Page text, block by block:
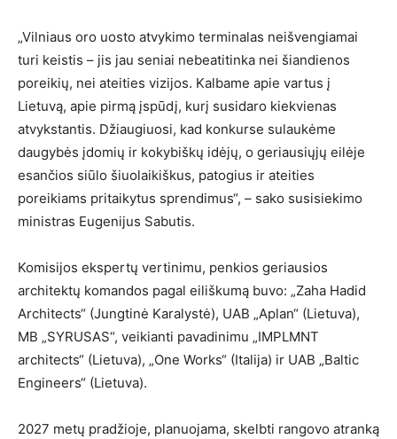
„Vilniaus oro uosto atvykimo terminalas neišvengiamai
turi keistis – jis jau seniai nebeatitinka nei šiandienos
poreikių, nei ateities vizijos. Kalbame apie vartus į
Lietuvą, apie pirmą įspūdį, kurį susidaro kiekvienas
atvykstantis. Džiaugiuosi, kad konkurse sulaukėme
daugybės įdomių ir kokybiškų idėjų, o geriausiųjų eilėje
esančios siūlo šiuolaikiškus, patogius ir ateities
poreikiams pritaikytus sprendimus“, – sako susisiekimo
ministras Eugenijus Sabutis.
Komisijos ekspertų vertinimu, penkios geriausios
architektų komandos pagal eiliškumą buvo: „Zaha Hadid
Architects“ (Jungtinė Karalystė), UAB „Aplan“ (Lietuva),
MB „SYRUSAS“, veikianti pavadinimu „IMPLMNT
architects“ (Lietuva), „One Works“ (Italija) ir UAB „Baltic
Engineers“ (Lietuva).
2027 metų pradžioje, planuojama, skelbti rangovo atranką